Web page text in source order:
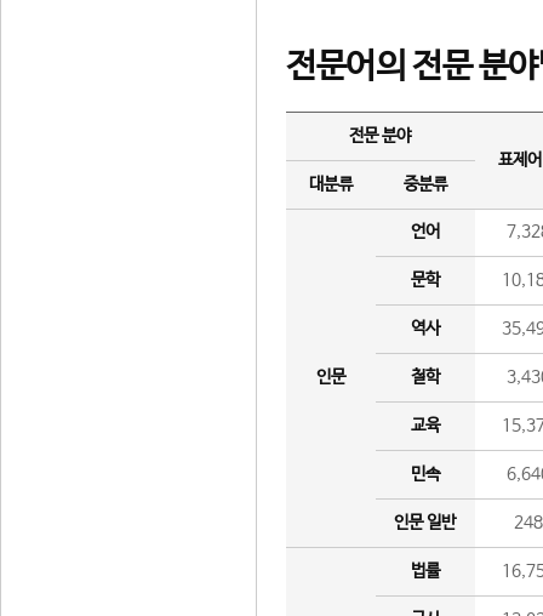
전문어의 전문 분
전문 분야
표제
대분류
중분류
인문
언어
문학
역사
철학
교육
민속
인문 일반 248
법률